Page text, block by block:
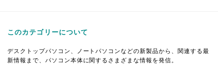
このカテゴリーについて
デスクトップパソコン、ノートパソコンなどの新製品から、関連する最
新情報まで、パソコン本体に関するさまざまな情報を発信。